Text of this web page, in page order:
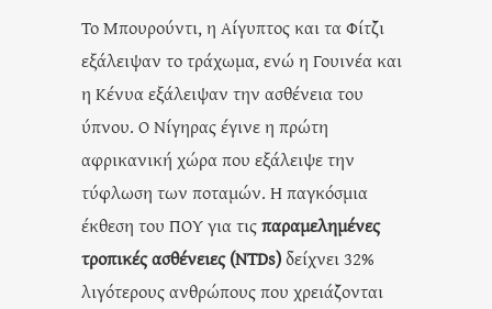
Το Μπουρούντι, η Αίγυπτος και τα Φίτζι
εξάλειψαν το τράχωμα, ενώ η Γουινέα και
η Κένυα εξάλειψαν την ασθένεια του
ύπνου. Ο Νίγηρας έγινε η πρώτη
αφρικανική χώρα που εξάλειψε την
τύφλωση των ποταμών. Η παγκόσμια
έκθεση του ΠΟΥ για τιςπαραμελημένες
τροπικές ασθένειες (NTDs)δείχνει 32%
λιγότερους ανθρώπους που χρειάζονται